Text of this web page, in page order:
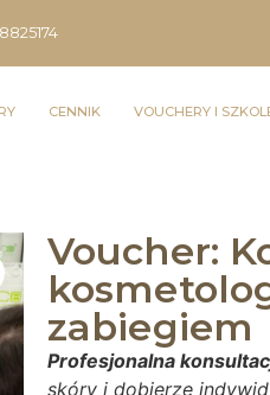
CENNIK VOUCHERY I
Voucher:
zabiegiem
Profesjonalna
skóry i dobierze